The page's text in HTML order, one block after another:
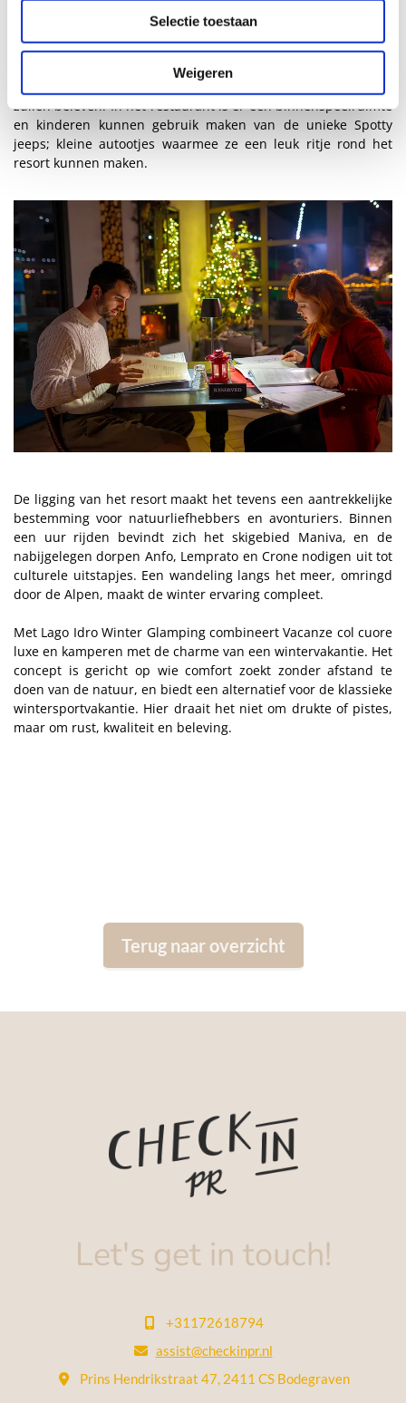
Selectie toestaan
Weigeren
Ook aan de allerkleinsten is gedacht. Voor hen is er
voldoende vertier zodat ook zij een bijzondere wintervakantie
zullen beleven. In het restaurant is er een binnenspeelruimte
en kinderen kunnen gebruik maken van de unieke Spotty
jeeps; kleine autootjes waarmee ze een leuk ritje rond het
resort kunnen maken.
De ligging van het resort maakt het tevens een aantrekkelijke
bestemming voor natuurliefhebbers en avonturiers. Binnen
een uur rijden bevindt zich het skigebied Maniva, en de
nabijgelegen dorpen Anfo, Lemprato en Crone nodigen uit tot
culturele uitstapjes. Een wandeling langs het meer, omringd
door de Alpen, maakt de winter ervaring compleet.
Met Lago Idro Winter Glamping combineert Vacanze col cuore
luxe en kamperen met de charme van een wintervakantie. Het
concept is gericht op wie comfort zoekt zonder afstand te
doen van de natuur, en biedt een alternatief voor de klassieke
wintersportvakantie. Hier draait het niet om drukte of pistes,
maar om rust, kwaliteit en beleving.
Terug naar overzicht
Let's get in touch!
 +31172618794
 assist@checkinpr.nl
Prins Hendrikstraat 47, 2411 CS Bodegraven